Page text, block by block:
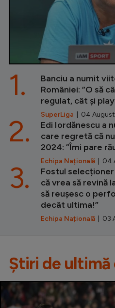
Banciu a numit
României: ”O să
regulat, cât și
SuperLiga | 04 August
1.
Edi Iordănescu a
care regretă că
2024: ”Îmi pare
Echipa Națională | 04
2.
Fostul
că vrea să revină
să reușesc o
decât ultima!”
Echipa Națională | 03
3.
Știri de ultimă